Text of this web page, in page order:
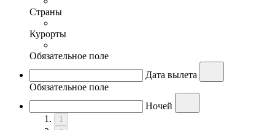
Страны
Курорты
Обязательное поле
Дата вылета
Обязательное поле
Ночей
1